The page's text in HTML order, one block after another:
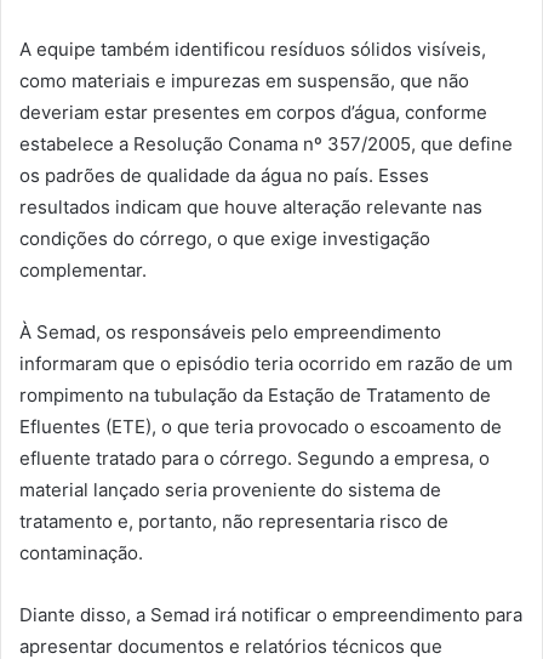
A equipe também identificou resíduos sólidos visíveis,
como materiais e impurezas em suspensão, que não
deveriam estar presentes em corpos d’água, conforme
estabelece a Resolução Conama nº 357/2005, que define
os padrões de qualidade da água no país. Esses
resultados indicam que houve alteração relevante nas
condições do córrego, o que exige investigação
complementar.
À Semad, os responsáveis pelo empreendimento
informaram que o episódio teria ocorrido em razão de um
rompimento na tubulação da Estação de Tratamento de
Efluentes (ETE), o que teria provocado o escoamento de
efluente tratado para o córrego. Segundo a empresa, o
material lançado seria proveniente do sistema de
tratamento e, portanto, não representaria risco de
contaminação.
Diante disso, a Semad irá notificar o empreendimento para
apresentar documentos e relatórios técnicos que